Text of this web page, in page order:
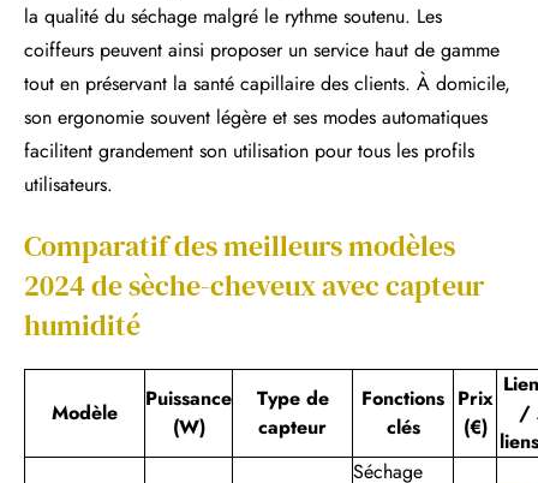
la qualité du séchage malgré le rythme soutenu. Les
coiffeurs peuvent ainsi proposer un service haut de gamme
tout en préservant la santé capillaire des clients. À domicile,
son ergonomie souvent légère et ses modes automatiques
facilitent grandement son utilisation pour tous les profils
utilisateurs.
Comparatif des meilleurs modèles
2024 de sèche-cheveux avec capteur
humidité
Modèle
Puissance
(W)
Type de
capteur
Fonctions
clés
Prix
(€)
/
Séchage